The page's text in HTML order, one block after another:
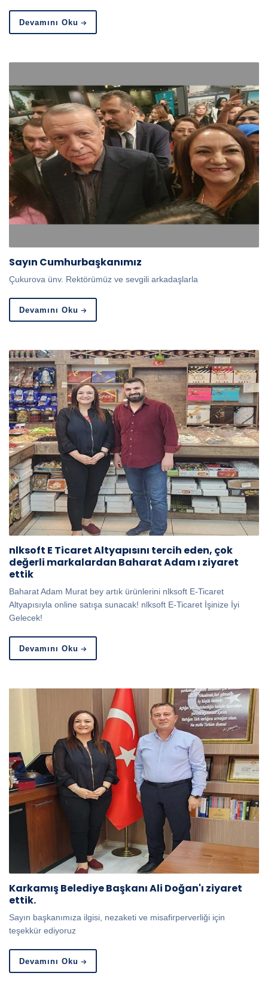
Devamını Oku
Sayın Cumhurbaşkanımız
Çukurova ünv. Rektörümüz ve sevgili arkadaşlarla
Devamını Oku
nlksoft E Ticaret Altyapısını tercih eden, çok
değerli markalardan Baharat Adam ı ziyaret
ettik
Baharat Adam Murat bey artık ürünlerini nlksoft E-Ticaret
Altyapısıyla online satışa sunacak! nlksoft E-Ticaret İşinize İyi
Gelecek!
Devamını Oku
Karkamış Belediye Başkanı Ali Doğan'ı ziyaret
ettik.
Sayın başkanımıza ilgisi, nezaketi ve misafirperverliği için
teşekkür ediyoruz
Devamını Oku